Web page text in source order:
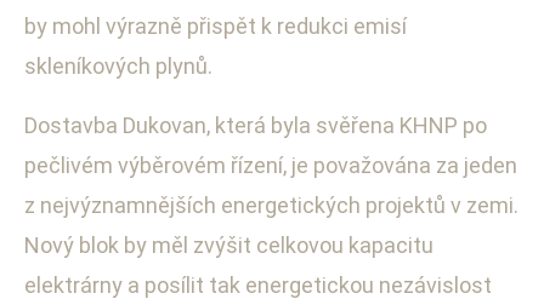
by mohl výrazně přispět k redukci emisí
skleníkových plynů.
Dostavba Dukovan, která byla svěřena KHNP po
pečlivém výběrovém řízení, je považována za jeden
z nejvýznamnějších energetických projektů v zemi.
Nový blok by měl zvýšit celkovou kapacitu
elektrárny a posílit tak energetickou nezávislost